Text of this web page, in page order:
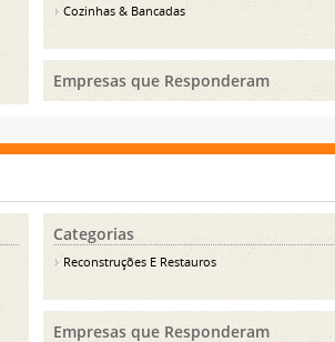
Cozinhas & Bancadas
Empresas que Responderam
Categorias
Reconstruções E Restauros
Empresas que Responderam